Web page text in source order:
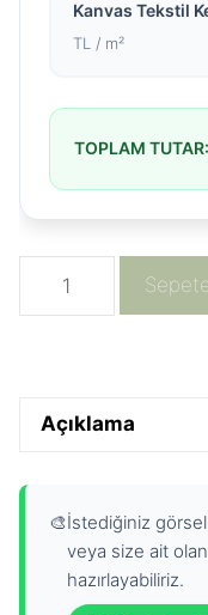
Kanvas Tekstil
TL / m²
TOPLAM TUTAR:
Duvar
adet
Açıklama
🎨İstediğiniz
veya size ait
hazırlayabiliriz.